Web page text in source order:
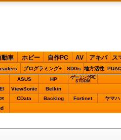
動車 ホビー 自作PC AV アキバ ス
プログラミング+ SDGs 地方活性
ASUS HP ゲーミングPC
STORM
ViewSonic Belkin
CData Backlog Fortinet ヤマハ